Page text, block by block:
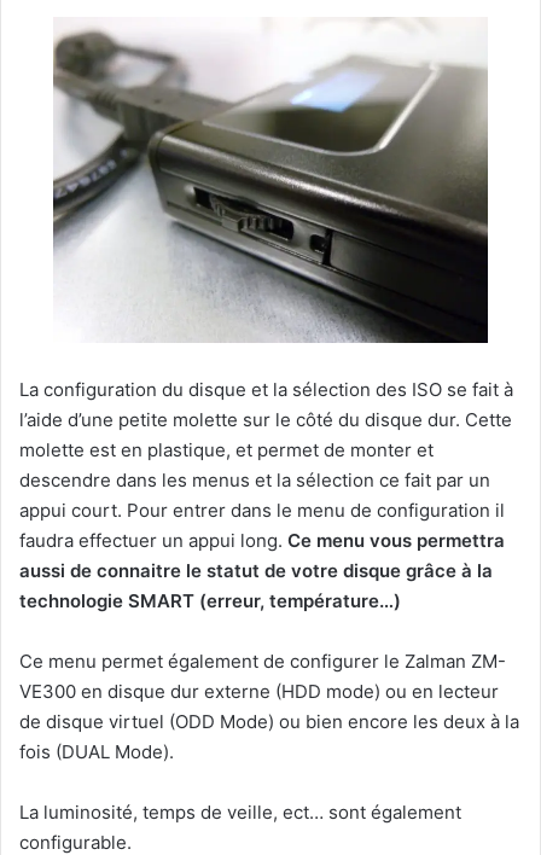
La configuration du disque et la sélection des ISO se fait à
l’aide d’une petite molette sur le côté du disque dur. Cette
molette est en plastique, et permet de monter et
descendre dans les menus et la sélection ce fait par un
appui court. Pour entrer dans le menu de configuration il
faudra effectuer un appui long. Ce menu vous permettra
aussi de connaitre le statut de votre disque grâce à la
technologie SMART (erreur, température…)
Ce menu permet également de configurer le Zalman ZM-
VE300 en disque dur externe (HDD mode) ou en lecteur
de disque virtuel (ODD Mode) ou bien encore les deux à la
fois (DUAL Mode).
La luminosité, temps de veille, ect… sont également
configurable.